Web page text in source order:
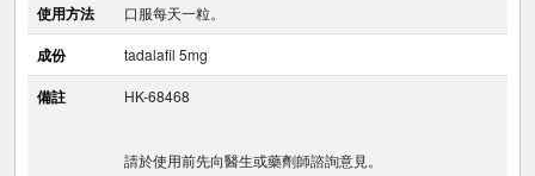
使用方法 口服每天一粒。
成份 tadalafil 5mg
備註 HK-68468
請於使用前先向醫生或藥劑師諮詢意見。